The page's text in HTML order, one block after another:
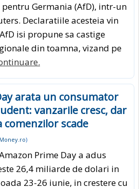
Germania (AfD), intr-un
Declaratiile acesteia vin
isi propune sa castige
din toamna, vizand pe
arata un consumator
vanzarile cresc, dar
comenzilor scade
Money.ro)
Prime Day a adus
26,4 miliarde de dolari in
23-26 iunie, in crestere cu